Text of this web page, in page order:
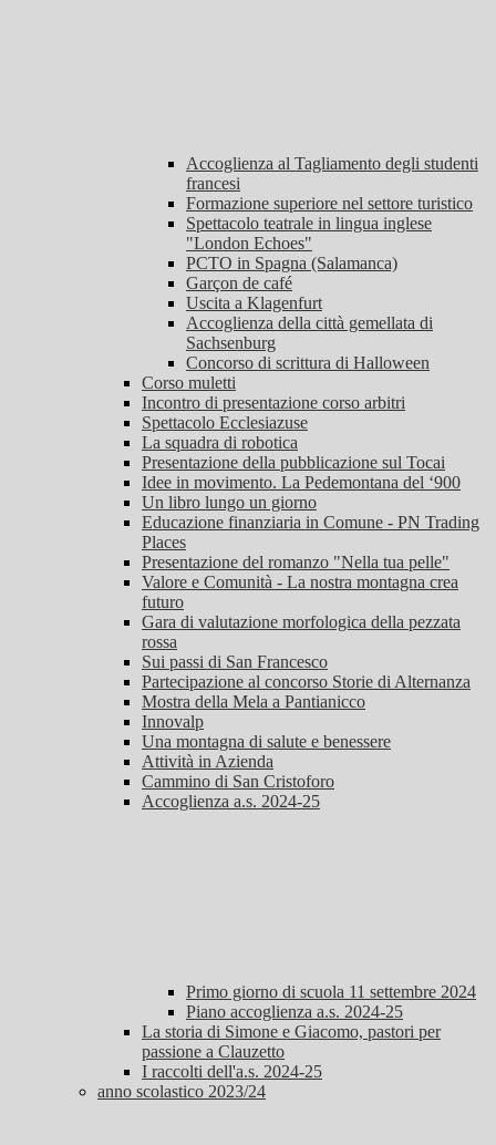
Accoglienza al Tagliamento degli studenti
francesi
Formazione superiore nel settore turistico
Spettacolo teatrale in lingua inglese
"London Echoes"
PCTO in Spagna (Salamanca)
Garçon de café
Uscita a Klagenfurt
Accoglienza della città gemellata di
Sachsenburg
Concorso di scrittura di Halloween
Corso muletti
Incontro di presentazione corso arbitri
Spettacolo Ecclesiazuse
La squadra di robotica
Presentazione della pubblicazione sul Tocai
Idee in movimento. La Pedemontana del ‘900
Un libro lungo un giorno
Educazione finanziaria in Comune - PN Trading
Places
Presentazione del romanzo "Nella tua pelle"
Valore e Comunità - La nostra montagna crea
futuro
Gara di valutazione morfologica della pezzata
rossa
Sui passi di San Francesco
Partecipazione al concorso Storie di Alternanza
Mostra della Mela a Pantianicco
Innovalp
Una montagna di salute e benessere
Attività in Azienda
Cammino di San Cristoforo
Accoglienza a.s. 2024-25
Primo giorno di scuola 11 settembre 2024
Piano accoglienza a.s. 2024-25
La storia di Simone e Giacomo, pastori per
passione a Clauzetto
I raccolti dell'a.s. 2024-25
anno scolastico 2023/24